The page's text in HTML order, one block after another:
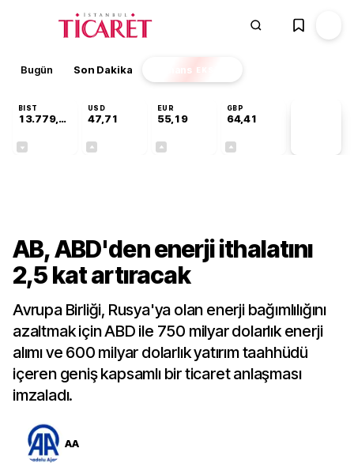
Bugün Son Dakika Finans EKSTRA
BIST
13.779,39
USD
47,71
EUR
55,19
GBP
64,41
AB, ABD'den enerji ithalatını
2,5 kat artıracak
Avrupa Birliği, Rusya'ya olan enerji bağımlılığını
azaltmak için ABD ile 750 milyar dolarlık enerji
alımı ve 600 milyar dolarlık yatırım taahhüdü
içeren geniş kapsamlı bir ticaret anlaşması
imzaladı.
AA